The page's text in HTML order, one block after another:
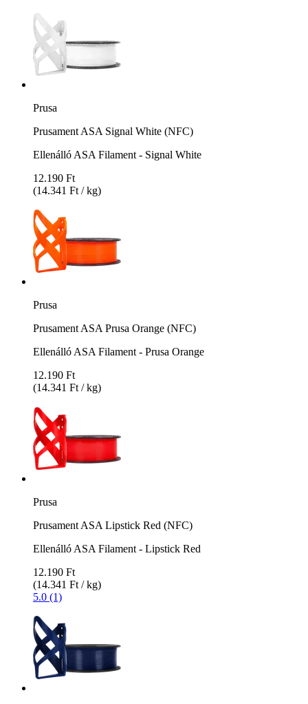
Prusa
Prusament ASA Signal White (NFC)
Ellenálló ASA Filament - Signal White
12.190 Ft
(14.341 Ft / kg)
Prusa
Prusament ASA Prusa Orange (NFC)
Ellenálló ASA Filament - Prusa Orange
12.190 Ft
(14.341 Ft / kg)
Prusa
Prusament ASA Lipstick Red (NFC)
Ellenálló ASA Filament - Lipstick Red
12.190 Ft
(14.341 Ft / kg)
5.0 (1)